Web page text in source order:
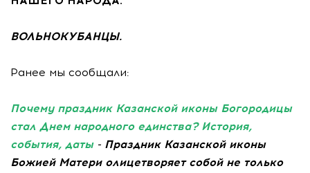
ВОЛЬНОКУБАНЦЫ.
Ранее мы сообщали:
Почему праздник Казанской иконы Богородицы
стал Днем народного единства? История,
события, даты- Праздник Казанской иконы
Божией Матери олицетворяет собой не только